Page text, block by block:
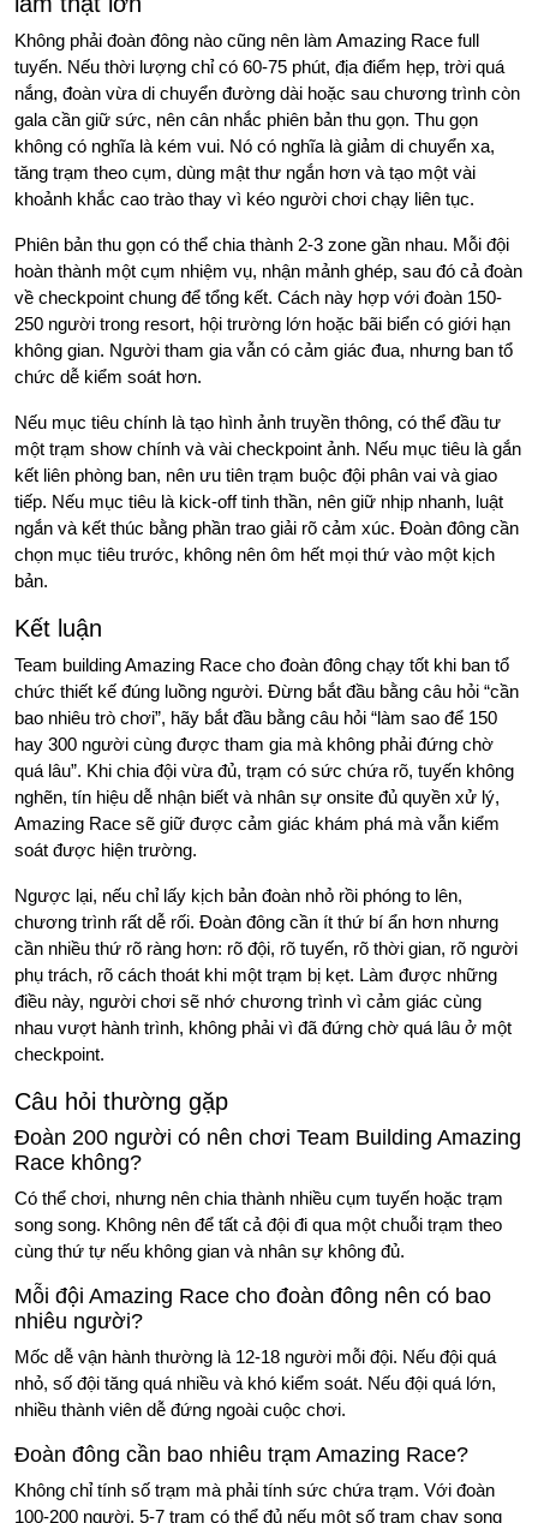
Không phải đoàn đông nào cũng nên làm Amazing Race full
tuyến. Nếu thời lượng chỉ có 60-75 phút, địa điểm hẹp, trời quá
nắng, đoàn vừa di chuyển đường dài hoặc sau chương trình còn
gala cần giữ sức, nên cân nhắc phiên bản thu gọn. Thu gọn
không có nghĩa là kém vui. Nó có nghĩa là giảm di chuyển xa,
tăng trạm theo cụm, dùng mật thư ngắn hơn và tạo một vài
khoảnh khắc cao trào thay vì kéo người chơi chạy liên tục.
Phiên bản thu gọn có thể chia thành 2-3 zone gần nhau. Mỗi đội
hoàn thành một cụm nhiệm vụ, nhận mảnh ghép, sau đó cả đoàn
về checkpoint chung để tổng kết. Cách này hợp với đoàn 150-
250 người trong resort, hội trường lớn hoặc bãi biển có giới hạn
không gian. Người tham gia vẫn có cảm giác đua, nhưng ban tổ
chức dễ kiểm soát hơn.
Nếu mục tiêu chính là tạo hình ảnh truyền thông, có thể đầu tư
một trạm show chính và vài checkpoint ảnh. Nếu mục tiêu là gắn
kết liên phòng ban, nên ưu tiên trạm buộc đội phân vai và giao
tiếp. Nếu mục tiêu là kick-off tinh thần, nên giữ nhịp nhanh, luật
ngắn và kết thúc bằng phần trao giải rõ cảm xúc. Đoàn đông cần
chọn mục tiêu trước, không nên ôm hết mọi thứ vào một kịch
bản.
Kết luận
Team building Amazing Race cho đoàn đông chạy tốt khi ban tổ
chức thiết kế đúng luồng người. Đừng bắt đầu bằng câu hỏi “cần
bao nhiêu trò chơi”, hãy bắt đầu bằng câu hỏi “làm sao để 150
hay 300 người cùng được tham gia mà không phải đứng chờ
quá lâu”. Khi chia đội vừa đủ, trạm có sức chứa rõ, tuyến không
nghẽn, tín hiệu dễ nhận biết và nhân sự onsite đủ quyền xử lý,
Amazing Race sẽ giữ được cảm giác khám phá mà vẫn kiểm
soát được hiện trường.
Ngược lại, nếu chỉ lấy kịch bản đoàn nhỏ rồi phóng to lên,
chương trình rất dễ rối. Đoàn đông cần ít thứ bí ẩn hơn nhưng
cần nhiều thứ rõ ràng hơn: rõ đội, rõ tuyến, rõ thời gian, rõ người
phụ trách, rõ cách thoát khi một trạm bị kẹt. Làm được những
điều này, người chơi sẽ nhớ chương trình vì cảm giác cùng
nhau vượt hành trình, không phải vì đã đứng chờ quá lâu ở một
checkpoint.
Câu hỏi thường gặp
Đoàn 200 người có nên chơi Team Building Amazing
Race không?
Có thể chơi, nhưng nên chia thành nhiều cụm tuyến hoặc trạm
song song. Không nên để tất cả đội đi qua một chuỗi trạm theo
cùng thứ tự nếu không gian và nhân sự không đủ.
Mỗi đội Amazing Race cho đoàn đông nên có bao
nhiêu người?
Mốc dễ vận hành thường là 12-18 người mỗi đội. Nếu đội quá
nhỏ, số đội tăng quá nhiều và khó kiểm soát. Nếu đội quá lớn,
nhiều thành viên dễ đứng ngoài cuộc chơi.
Đoàn đông cần bao nhiêu trạm Amazing Race?
Không chỉ tính số trạm mà phải tính sức chứa trạm. Với đoàn
100-200 người, 5-7 trạm có thể đủ nếu một số trạm chạy song